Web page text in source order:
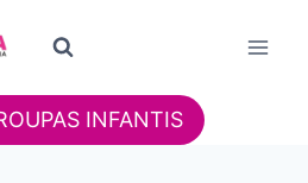
INFANTIS